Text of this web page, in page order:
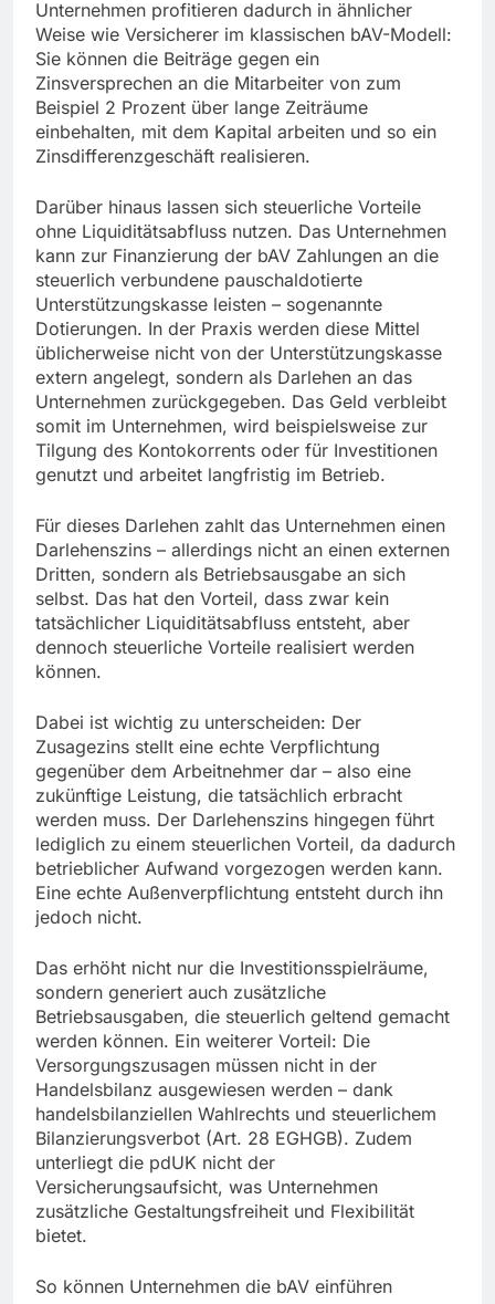
Unternehmen profitieren dadurch in ähnlicher
Weise wie Versicherer im klassischen bAV-Modell:
Sie können die Beiträge gegen ein
Zinsversprechen an die Mitarbeiter von zum
Beispiel 2 Prozent über lange Zeiträume
einbehalten, mit dem Kapital arbeiten und so ein
Zinsdifferenzgeschäft realisieren.
Darüber hinaus lassen sich steuerliche Vorteile
ohne Liquiditätsabfluss nutzen. Das Unternehmen
kann zur Finanzierung der bAV Zahlungen an die
steuerlich verbundene pauschaldotierte
Unterstützungskasse leisten – sogenannte
Dotierungen. In der Praxis werden diese Mittel
üblicherweise nicht von der Unterstützungskasse
extern angelegt, sondern als Darlehen an das
Unternehmen zurückgegeben. Das Geld verbleibt
somit im Unternehmen, wird beispielsweise zur
Tilgung des Kontokorrents oder für Investitionen
genutzt und arbeitet langfristig im Betrieb.
Für dieses Darlehen zahlt das Unternehmen einen
Darlehenszins – allerdings nicht an einen externen
Dritten, sondern als Betriebsausgabe an sich
selbst. Das hat den Vorteil, dass zwar kein
tatsächlicher Liquiditätsabfluss entsteht, aber
dennoch steuerliche Vorteile realisiert werden
können.
Dabei ist wichtig zu unterscheiden: Der
Zusagezins stellt eine echte Verpflichtung
gegenüber dem Arbeitnehmer dar – also eine
zukünftige Leistung, die tatsächlich erbracht
werden muss. Der Darlehenszins hingegen führt
lediglich zu einem steuerlichen Vorteil, da dadurch
betrieblicher Aufwand vorgezogen werden kann.
Eine echte Außenverpflichtung entsteht durch ihn
jedoch nicht.
Das erhöht nicht nur die Investitionsspielräume,
sondern generiert auch zusätzliche
Betriebsausgaben, die steuerlich geltend gemacht
werden können. Ein weiterer Vorteil: Die
Versorgungszusagen müssen nicht in der
Handelsbilanz ausgewiesen werden – dank
handelsbilanziellen Wahlrechts und steuerlichem
Bilanzierungsverbot (Art. 28 EGHGB). Zudem
unterliegt die pdUK nicht der
Versicherungsaufsicht, was Unternehmen
zusätzliche Gestaltungsfreiheit und Flexibilität
bietet.
So können Unternehmen die bAV einführen